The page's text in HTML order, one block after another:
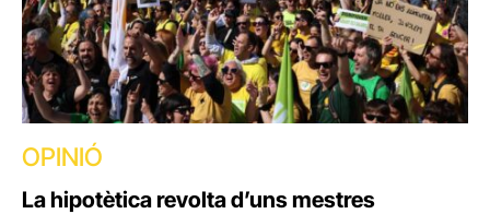
OPINIÓ
La hipotètica revolta d’uns mestres